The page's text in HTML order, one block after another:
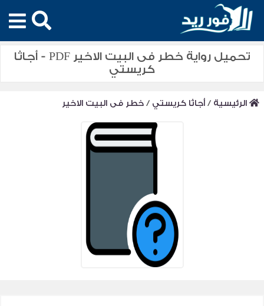
تحميل رواية خطر فى البيت الاخير PDF - أجاثا
كريستي
الرئيسية /أجاثا كريستي /خطر فى البيت الاخير